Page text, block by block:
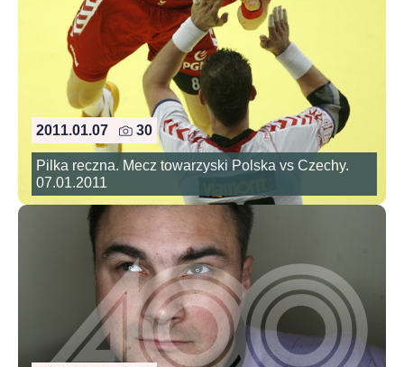
2011.01.07 30
Pilka reczna. Mecz towarzyski Polska vs Czechy.
07.01.2011